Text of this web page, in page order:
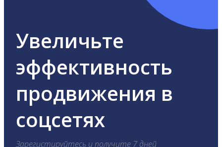
Увеличьте
эффективность
продвижения в
соцсетях
Зарегистируйтесь и получите 7 дней